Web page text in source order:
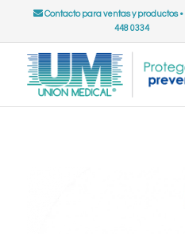
Contacto para ventas y productos•
448 0334